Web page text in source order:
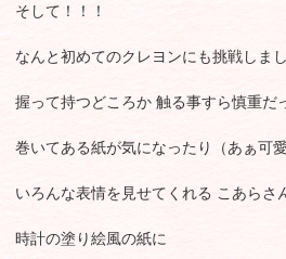
そして！！！
なんと初めてのクレヨンにも挑戦しまし
握って持つどころか 触る事すら慎重だ
巻いてある紙が気になったり（あぁ可
いろんな表情を見せてくれる こあらさ
時計の塗り絵風の紙に